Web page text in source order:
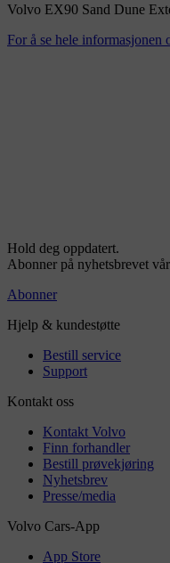
Volvo EX90 Sand Dune
For å se hele